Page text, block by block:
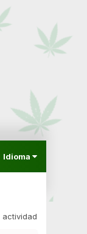
Idioma
actividad